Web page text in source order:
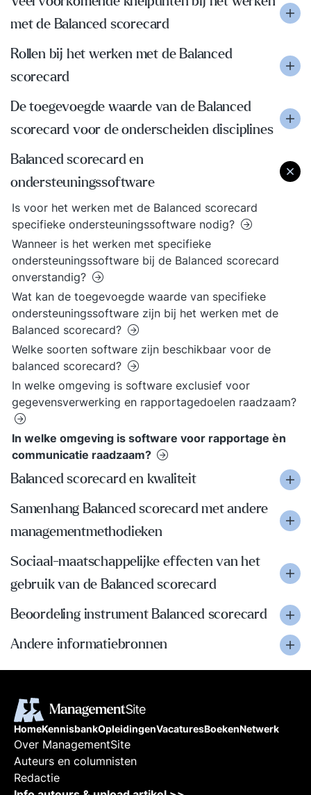
met de Balanced scorecard
Rollen bij het werken met de Balanced
scorecard
De toegevoegde waarde van de Balanced
scorecard voor de onderscheiden disciplines
Balanced scorecard en
ondersteuningssoftware
Is voor het werken met de Balanced scorecard
specifieke ondersteuningssoftware nodig?
Wanneer is het werken met specifieke
ondersteuningssoftware bij de Balanced scorecard
onverstandig?
Wat kan de toegevoegde waarde van specifieke
ondersteuningssoftware zijn bij het werken met de
Balanced scorecard?
Welke soorten software zijn beschikbaar voor de
balanced scorecard?
In welke omgeving is software exclusief voor
gegevensverwerking en rapportagedoelen raadzaam?
In welke omgeving is software voor rapportage èn
communicatie raadzaam?
Balanced scorecard en kwaliteit
Samenhang Balanced scorecard met andere
managementmethodieken
Sociaal-maatschappelijke effecten van het
gebruik van de Balanced scorecard
Beoordeling instrument Balanced scorecard
Andere informatiebronnen
HomeKennisbankOpleidingenVacaturesBoekenNetwerk
Over ManagementSite
Auteurs en columnisten
Redactie